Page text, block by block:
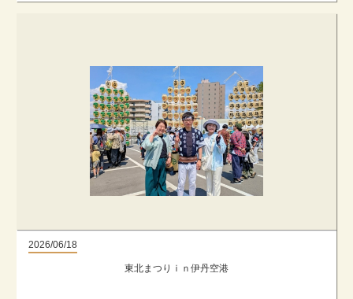
2026/06/18
東北まつりｉｎ伊丹空港